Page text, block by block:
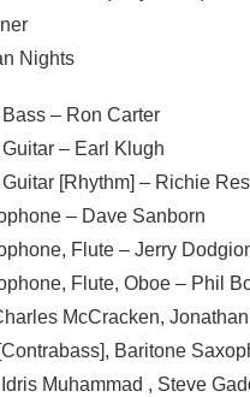
Nights
– Ron Carter
– Earl Klugh
[Rhythm] – Richie
– Dave Sanborn
Flute – Jerry
Flute, Oboe – Phil
McCracken,
Baritone
Muhammad , Steve